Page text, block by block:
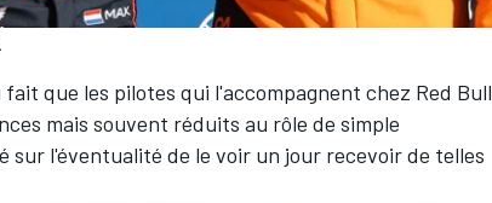
que les pilotes qui l'accompagnent chez Red Bull
mais souvent réduits au rôle de simple
sur l'éventualité de le voir un jour recevoir de telles